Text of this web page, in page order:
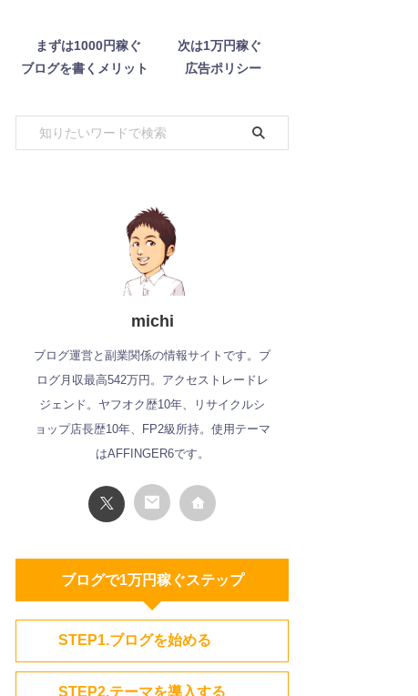
まずは1000円稼ぐ
次は1万円稼ぐ
ブログを書くメリット
広告ポリシー
michi
ブログ運営と副業関係の情報サイトです。ブ
ログ月収最高542万円。アクセストレードレ
ジェンド。ヤフオク歴10年、リサイクルシ
ョップ店長歴10年、FP2級所持。使用テーマ
はAFFINGER6です。
ブログで1万円稼ぐステップ
STEP1.ブログを始める
STEP2.テーマを導入する